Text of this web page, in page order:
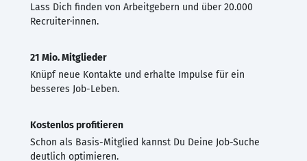
Lass Dich finden von Arbeitgebern und über 20.000
Recruiter·innen.
21 Mio. Mitglieder
Knüpf neue Kontakte und erhalte Impulse für ein
besseres Job-Leben.
Kostenlos profitieren
Schon als Basis-Mitglied kannst Du Deine Job-Suche
deutlich optimieren.